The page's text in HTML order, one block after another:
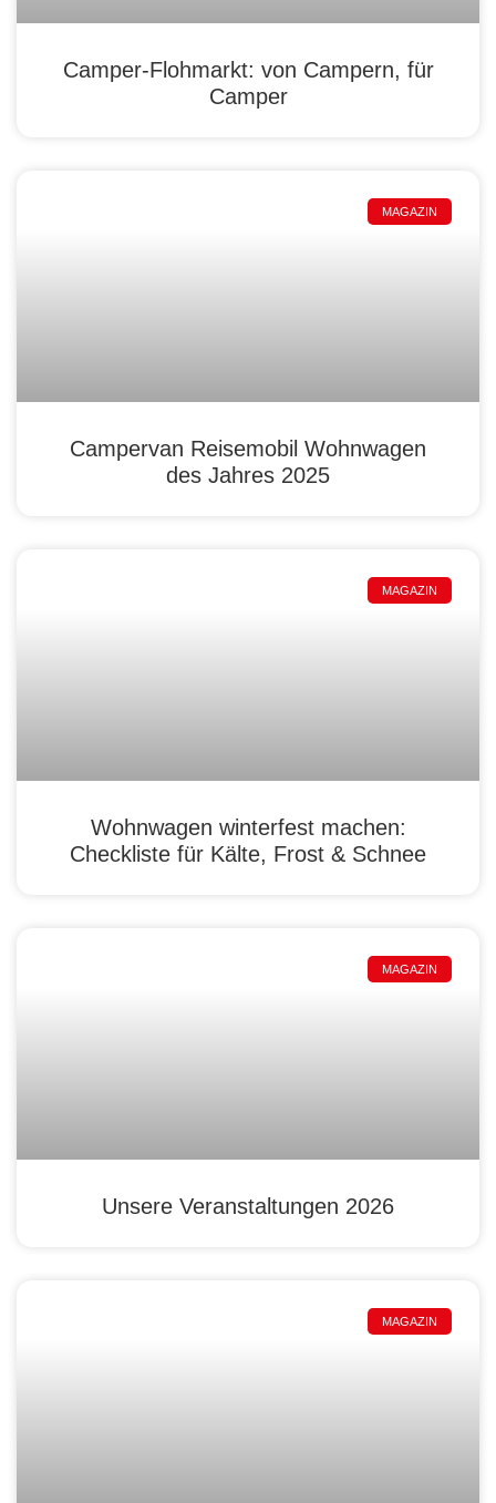
Camper-Flohmarkt: von Campern, für
Camper
MAGAZIN
Campervan Reisemobil Wohnwagen
des Jahres 2025
MAGAZIN
Wohnwagen winterfest machen:
Checkliste für Kälte, Frost & Schnee
MAGAZIN
Unsere Veranstaltungen 2026
MAGAZIN